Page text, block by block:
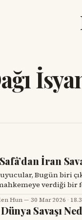
İran
düşünce tarihinde, hayvanların
verdiği bir
yaklaşık bin yıl
ı Safâ” ifadesi, kelime anlamıyla “Saflık
da “Arınmış
Hun 30 Mar 2026 ·
Savaşı